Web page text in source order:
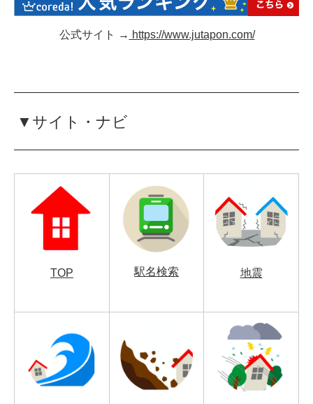
公式サイト → https://www.jutapon.com/
▼サイト・ナビ
TOP 駅名検索 地震